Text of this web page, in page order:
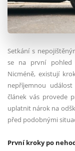
Setkání s
se na první pohled
Nicméně, existují
nepříjemnou
článek vás provede
uplatnit nárok na
před podobnými
První kroky po